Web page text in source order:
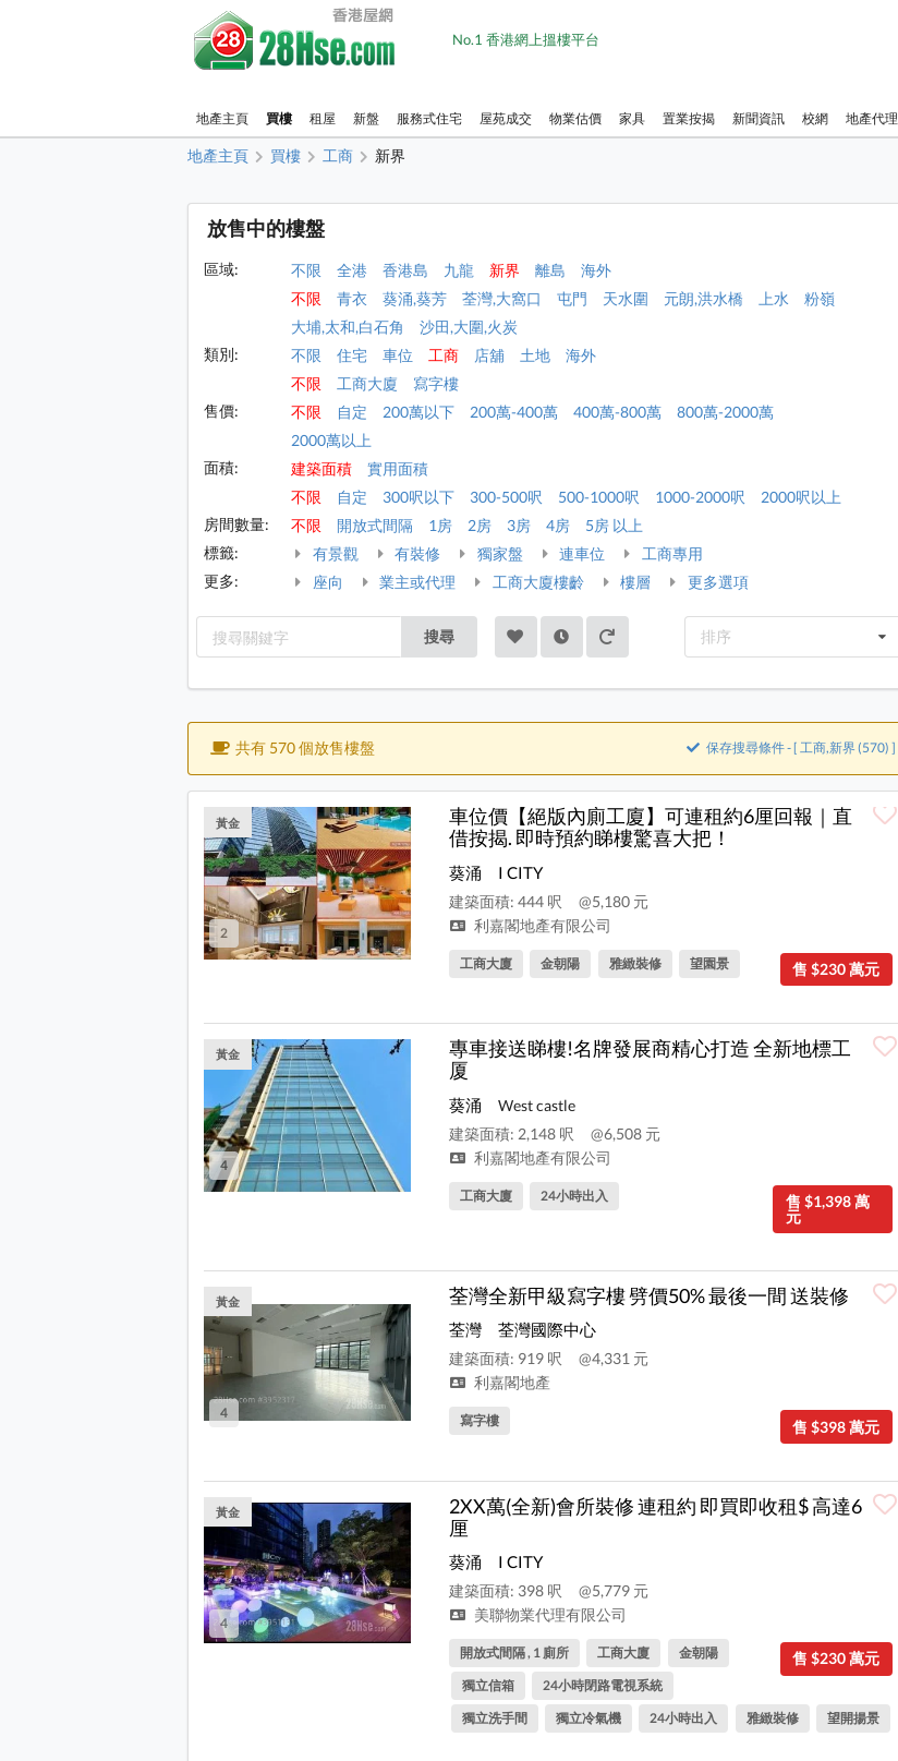
No.1 香港網上搵樓平台
地產主頁 買樓 租屋 新盤 服務式住宅 屋苑成交 物業估價 家具 置業按揭 新聞資訊 校網 地產代理
地產主頁 買樓 工商 新界
放售中的樓盤
區域: 不限 全港 香港島 九龍 新界 離島
海外
不限
青衣 葵涌,葵芳 荃灣,大窩口 屯門 天水圍 元朗,洪水橋 上水
粉嶺
大埔,太和,白石角
沙田,大圍,火炭
類別:
不限 住宅 車位 工商 店舖 土地
海外
不限
工商大廈
寫字樓
售價:
不限 自定 200萬以下 200萬-400萬 400萬-800萬
800萬-2000萬
2000萬以上
面積:
建築面積
實用面積
不限
自定 300呎以下 300-500呎 500-1000呎 1000-2000呎
2000呎以上
房間數量:
不限 開放式間隔 1房 2房 3房 4房
5房 以上
標籤:
有景觀 有裝修 獨家盤 連車位
工商專用
更多:
座向 業主或代理 工商大廈樓齡 樓層 更多選項
搜尋 排序
共有 570 個放售樓盤 保存搜尋條件 - [ 工商,新界 (570) ]
2
黃金
車位價【絕版內廁工廈】可連租約6厘回報｜直
借按揭. 即時預約睇樓驚喜大把！
葵涌 I CITY
建築面積: 444 呎
@5,180 元
利嘉閣地產有限公司
售 $230 萬元
工商大廈 金朝陽 雅緻裝修 望園景
4
黃金
專車接送睇樓!名牌發展商精心打造 全新地標工
厦
葵涌
West castle
建築面積: 2,148 呎
@6,508 元
利嘉閣地產有限公司
售 $1,398 萬
元
工商大廈 24小時出入
4
黃金 荃灣全新甲級寫字樓 劈價50% 最後一間 送裝修
荃灣 荃灣國際中心
建築面積: 919 呎
@4,331 元
利嘉閣地產
售 $398 萬元
寫字樓
4
黃金
2XX萬(全新)會所裝修 連租約 即買即收租$ 高達6
厘
葵涌 I CITY
建築面積: 398 呎
@5,779 元
美聯物業代理有限公司
售 $230 萬元
開放式間隔 , 1 廁所 工商大廈
金朝陽
獨立信箱
24小時閉路電視系統
獨立洗手間
獨立冷氣機 24小時出入 雅緻裝修 望開揚景